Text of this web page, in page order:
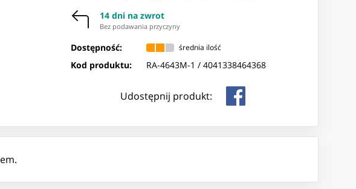
14 dni na zwrot
Bez podawania przyczyny
Dostępność: średnia ilość
Kod produktu: RA-4643M-1 /4041338464368
Udostępnij produkt: